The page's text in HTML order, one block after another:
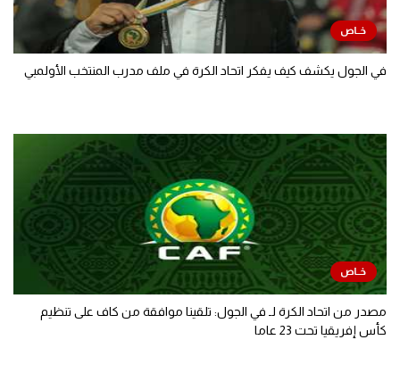
في الجول يكشف كيف يفكر اتحاد الكرة في ملف مدرب المنتخب الأولمبي
مصدر من اتحاد الكرة لـ في الجول: تلقينا موافقة من كاف على تنظيم
كأس إفريقيا تحت 23 عاما